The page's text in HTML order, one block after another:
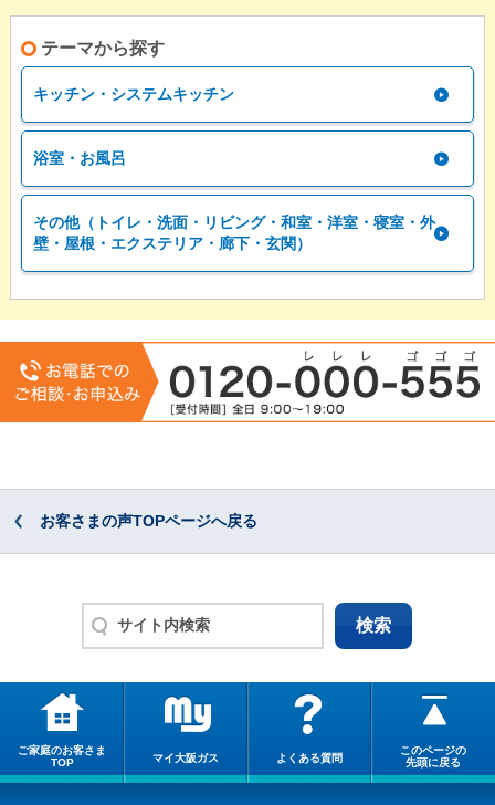
テーマから探す
キッチン・システムキッチン
浴室・お風呂
その他（トイレ・洗面・リビング・和室・洋室・寝室・外
壁・屋根・エクステリア・廊下・玄関）
お客さまの声TOPページへ戻る
ご家庭のお客さま
TOP
マイ大阪ガス よくある質問
このページの
先頭に戻る